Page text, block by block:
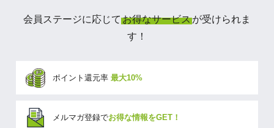
会員ステージに応じて お得なサービスが受けられま
す！
ポイント還元率 最大10%
メルマガ登録でお得な情報をGET！